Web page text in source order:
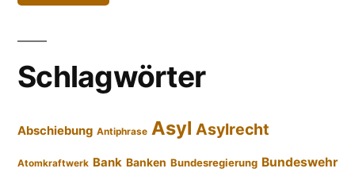
Schlagwörter
Abschiebung Antiphrase Asyl Asylrecht
Atomkraftwerk Bank Banken Bundesregierung Bundeswehr